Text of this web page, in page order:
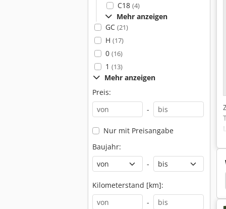
C18 (4)
Mehr anzeigen
GC (21)
H (17)
0 (16)
1 (13)
Mehr anzeigen
Preis:
-
Nur mit Preisangabe
Baujahr:
-
Kilometerstand [km]:
-
Liebherr Baumaschinen Liebherr 941